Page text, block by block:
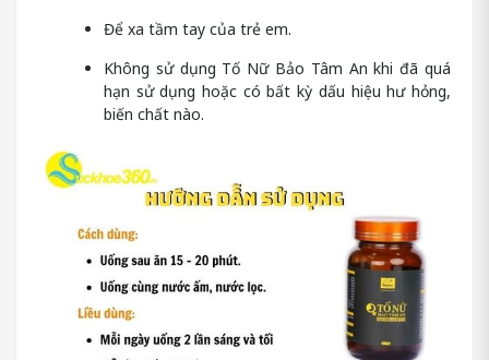
Để xa tầm tay của trẻ em.
Không sử dụng Tố Nữ Bảo Tâm An khi đã quá
hạn sử dụng hoặc có bất kỳ dấu hiệu hư hỏng,
biến chất nào.